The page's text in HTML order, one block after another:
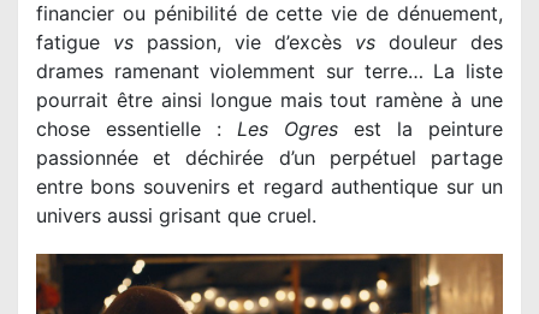
financier ou pénibilité de cette vie de dénuement,
fatigue vs passion, vie d’excès vs douleur des
drames ramenant violemment sur terre… La liste
pourrait être ainsi longue mais tout ramène à une
chose essentielle : Les Ogres est la peinture
passionnée et déchirée d’un perpétuel partage
entre bons souvenirs et regard authentique sur un
univers aussi grisant que cruel.